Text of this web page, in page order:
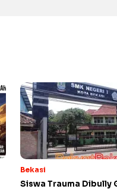
Bekasi
Siswa Trauma Dibully